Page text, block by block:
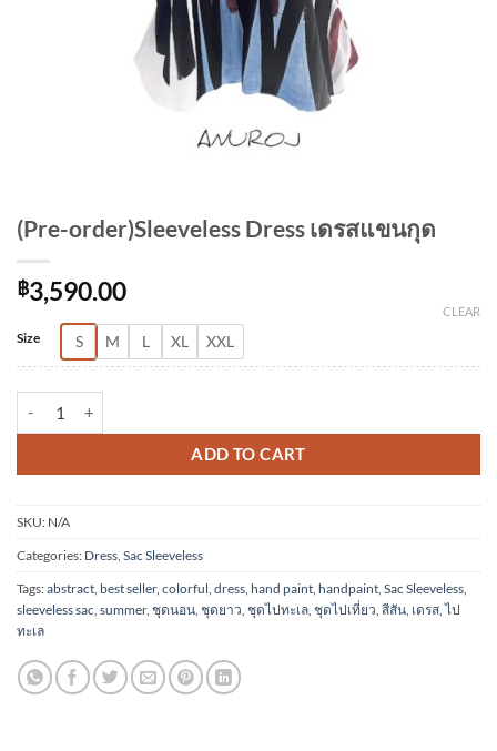
(Pre-order)Sleeveless Dress เดรสแขนกุด
฿3,590.00
Size S M L XL XXL
CLEAR
ADD TO CART
Alternative:
SKU: N/A
Categories: Dress, Sac Sleeveless
Tags:abstract, best seller, colorful, dress, hand paint, handpaint, Sac Sleeveless,
sleeveless sac, summer, ชุดนอน, ชุดยาว, ชุดไปทะเล, ชุดไปเที่ยว, สีสัน, เดรส,ไป
ทะเล